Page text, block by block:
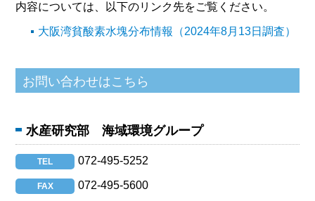
内容については、以下のリンク先をご覧ください。
大阪湾貧酸素水塊分布情報（2024年8月13日調査）
水産研究部 海域環境グループ
TEL 072-495-5252
FAX 072-495-5600